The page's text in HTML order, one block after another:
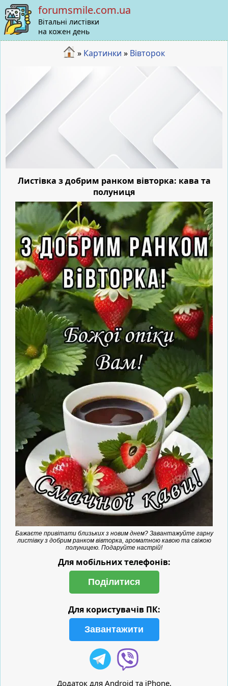
forumsmile.com.ua
Вітальні листівки
на кожен день
» Картинки » Вівторок
Листівка з добрим ранком вівторка: кава та
полуниця
Бажаєте привітати близьких з новим днем? Завантажуйте гарну
листівку з добрим ранком вівторка, ароматною кавою та свіжою
полуницею. Подаруйте настрій!
Для мобільних телефонів:
Поділитися
Для користувачів ПК:
Завантажити
Додаток для Android та iPhone.